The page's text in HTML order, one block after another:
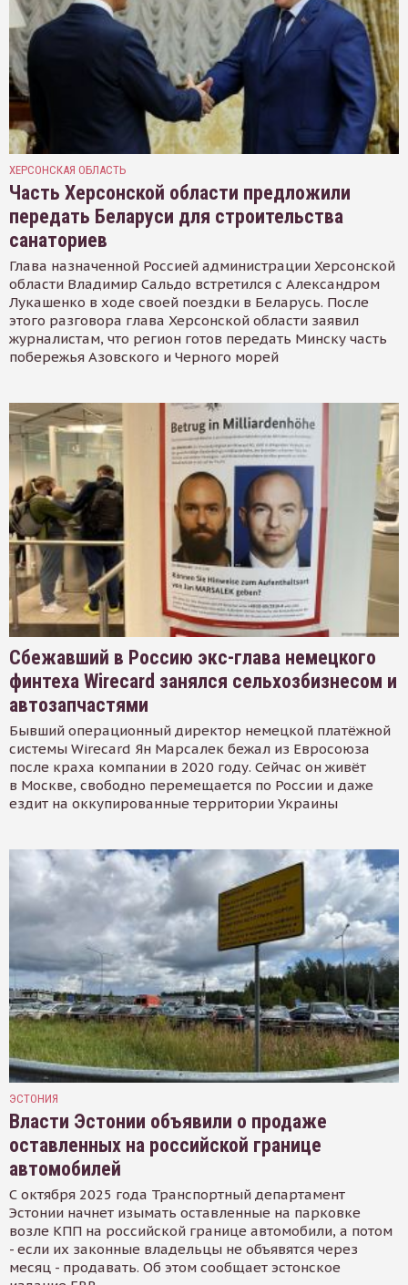
ХЕРСОНСКАЯ ОБЛАСТЬ
Часть Херсонской области предложили
передать Беларуси для строительства
санаториев
Глава назначенной Россией администрации Херсонской
области Владимир Сальдо встретился с Александром
Лукашенко в ходе своей поездки в Беларусь. После
этого разговора глава Херсонской области заявил
журналистам, что регион готов передать Минску часть
побережья Азовского и Черного морей
Сбежавший в Россию экс-глава немецкого
финтеха Wirecard занялся сельхозбизнесом и
автозапчастями
Бывший операционный директор немецкой платёжной
системы Wirecard Ян Марсалек бежал из Евросоюза
после краха компании в 2020 году. Сейчас он живёт
в Москве, свободно перемещается по России и даже
ездит на оккупированные территории Украины
ЭСТОНИЯ
Власти Эстонии объявили о продаже
оставленных на российской границе
автомобилей
С октября 2025 года Транспортный департамент
Эстонии начнет изымать оставленные на парковке
возле КПП на российской границе автомобили, а потом
- если их законные владельцы не объявятся через
месяц - продавать. Об этом сообщает эстонское